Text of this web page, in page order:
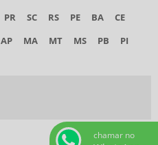
PR SC RS PE BA
CE
AP MA MT MS PB
PI
chamar no